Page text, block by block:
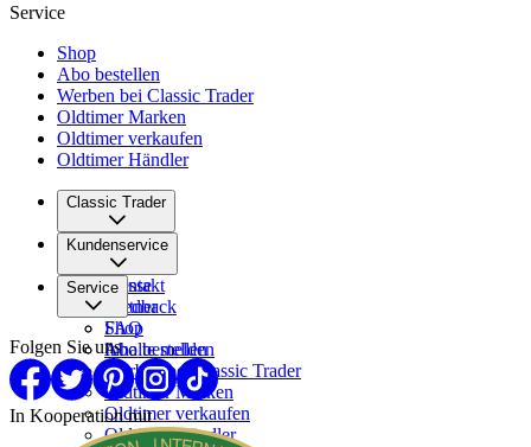
Service
Shop
Abo bestellen
Werben bei Classic Trader
Oldtimer Marken
Oldtimer verkaufen
Oldtimer Händler
Classic Trader
Über uns
Karriere
Presse
Partner
Kundenservice
Kontakt
Feedback
FAQ
Inhalte melden
Service
Shop
Abo bestellen
Werben bei Classic Trader
Oldtimer Marken
Oldtimer verkaufen
Oldtimer Händler
Folgen Sie uns
In Kooperation mit